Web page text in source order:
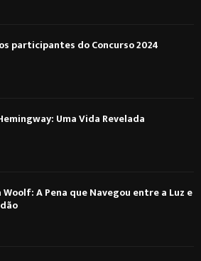
participantes do Concurso 2024
Uma Vida Revelada
A Pena que Navegou entre a Luz e